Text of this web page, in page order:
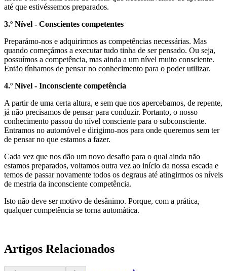
até que estivéssemos preparados.
3.º Nível - Conscientes competentes
Preparámo-nos e adquirirmos as competências necessárias. Mas
quando começámos a executar tudo tinha de ser pensado. Ou seja,
possuímos a competência, mas ainda a um nível muito consciente.
Então tínhamos de pensar no conhecimento para o poder utilizar.
4.º Nível - Inconsciente competência
A partir de uma certa altura, e sem que nos apercebamos, de repente,
já não precisamos de pensar para conduzir. Portanto, o nosso
conhecimento passou do nível consciente para o subconsciente.
Entramos no automóvel e dirigimo-nos para onde queremos sem ter
de pensar no que estamos a fazer.
Cada vez que nos dão um novo desafio para o qual ainda não
estamos preparados, voltamos outra vez ao início da nossa escada e
temos de passar novamente todos os degraus até atingirmos os níveis
de mestria da inconsciente competência.
Isto não deve ser motivo de desânimo. Porque, com a prática,
qualquer competência se torna automática.
Artigos Relacionados